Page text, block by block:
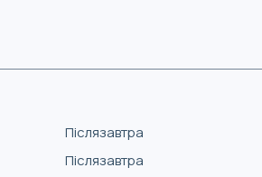
Післязавтра
Післязавтра